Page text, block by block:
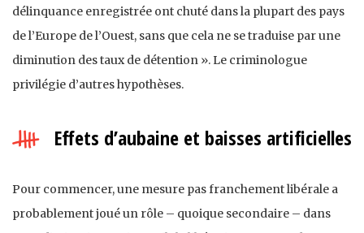
délinquance enregistrée ont chuté dans la plupart des pays
de l’Europe de l’Ouest, sans que cela ne se traduise par une
diminution des taux de détention ». Le criminologue
privilégie d’autres hypothèses.
Effets d’aubaine et baisses artificielles
Pour commencer, une mesure pas franchement libérale a
probablement joué un rôle – quoique secondaire – dans